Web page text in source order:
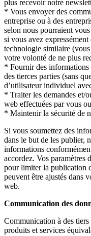
plus recevoir notre
* Vous envoyer des
entreprise ou à des
selon nous pourraient
si vous avez
technologie similaire
votre volonté de ne plus
* Fournir des informations
des tierces parties (sans
d’utilisateur individuel
* Traiter les demandes et/
web effectuées par vous
* Maintenir la sécurité de
Si vous soumettez des
dans le but de les publier,
informations
accordez. Vos paramètres
pour limiter la publication
peuvent être ajustés dans
web.
Communication des
Communication à des
produits et services